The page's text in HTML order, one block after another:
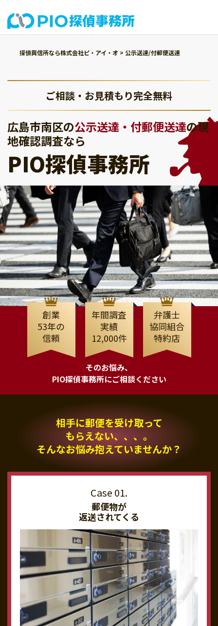
探偵興信所なら株式会社ピ・アイ・オ > 公示送達/付郵便送達
ご相談・お見積もり完全無料
広島市南区の公示送達・付郵便送達の現
地確認調査なら
PIO探偵事務所
創業
53年の
信頼
年間調査
実績
12,000件
弁護士
協同組合
特約店
そのお悩み、
PIO探偵事務所にご相談ください
相手に郵便を受け取って
もらえない、、、。
そんなお悩み抱えていませんか？
郵便物が
返送されてくる